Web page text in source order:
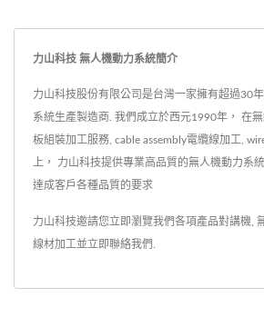
力山科技 無人機動力系統簡介
力山科技股份有限公司是台灣一家擁有超過30
系統生產製造商. 我們成立於西元1990年， 在
板組裝加工服務, cable assembly電纜線加工,
上， 力山科技提供專業高品質的無人機動力系
達成客戶各種品質的要求
力山科技邀請您立即瀏覽我們各項產品對講機
線材加工 並立即聯絡我們